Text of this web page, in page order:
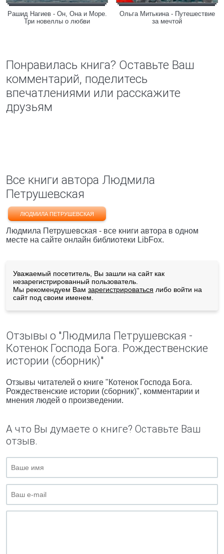
Рашид Нагиев - Он, Она и Море.
Три новеллы о любви
Ольга Митькина - Путешествие
за мечтой
Понравилась книга? Оставьте Ваш
комментарий, поделитесь
впечатлениями или расскажите
друзьям
Все книги автора Людмила
Петрушевская
ЛЮДМИЛА ПЕТРУШЕВСКАЯ
Людмила Петрушевская - все книги автора в одном
месте на сайте онлайн библиотеки LibFox.
Уважаемый посетитель, Вы зашли на сайт как
незарегистрированный пользователь.
Мы рекомендуем Вам зарегистрироваться либо войти на
сайт под своим именем.
Отзывы о "Людмила Петрушевская -
Котенок Господа Бога. Рождественские
истории (сборник)"
Отзывы читателей о книге "Котенок Господа Бога.
Рождественские истории (сборник)", комментарии и
мнения людей о произведении.
А что Вы думаете о книге? Оставьте Ваш
отзыв.